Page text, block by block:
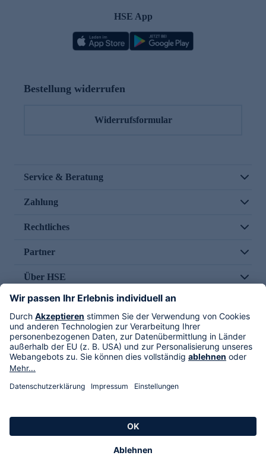
HSE App
Bestellung widerrufen
Widerrufsformular
Service & Beratung
Zahlung
Rechtliches
Partner
Über HSE
Im TV
HSE International